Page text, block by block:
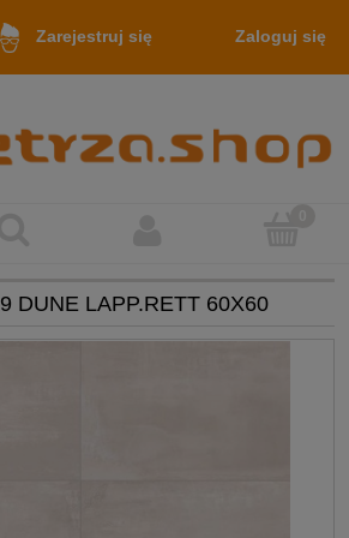
Zarejestruj się Zaloguj się
DUNE LAPP.RETT 60X60